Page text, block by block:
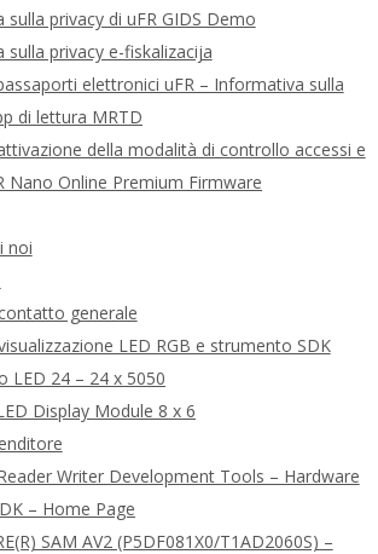
sulla privacy di uFR GIDS Demo
sulla privacy e-fiskalizacija
elettronici uFR – Informativa sulla
di lettura MRTD
della modalità di controllo accessi e
Nano Online Premium Firmware
noi
generale
LED RGB e strumento SDK
LED 24 – 24 x 5050
Display Module 8 x 6
Writer Development Tools – Hardware
– Home Page
SAM AV2 (P5DF081X0/T1AD2060S) –